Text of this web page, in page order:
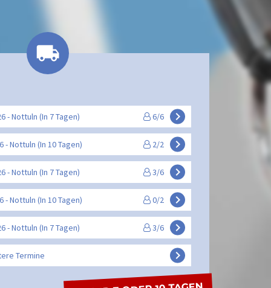
- Nottuln (In 7 Tagen) 6/6 keyboard_arrow_right
- Nottuln (In 10 Tagen) 2/2 keyboard_arrow_right
- Nottuln (In 7 Tagen) 3/6 keyboard_arrow_right
- Nottuln (In 10 Tagen) 0/2 keyboard_arrow_right
- Nottuln (In 7 Tagen) 3/6 keyboard_arrow_right
Termine keyboard_arrow_right